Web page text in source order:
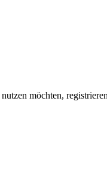
nutzen möchten,